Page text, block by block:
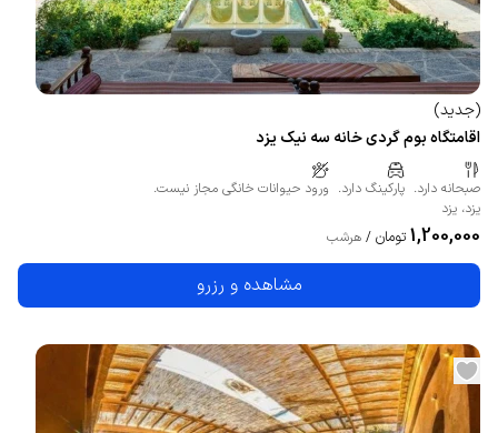
(جدید)
اقامتگاه بوم گردی خانه سه نیک یزد
صبحانه دارد. پارکینگ دارد. ورود حیوانات خانگی مجاز نیست.
یزد، یزد
1,200,000 تومان / هرشب
مشاهده و رزرو